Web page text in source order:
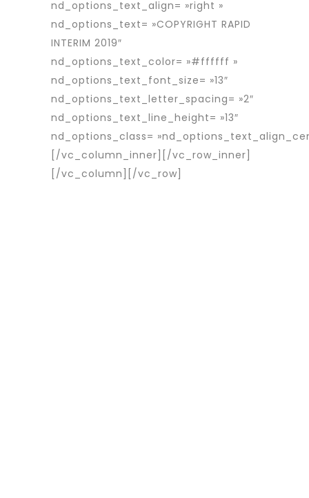
nd_options_text_align= »right »
nd_options_text= »COPYRIGHT RAPID
INTERIM 2019″
nd_options_text_color= »#ffffff »
nd_options_text_font_size= »13″
nd_options_text_letter_spacing= »2″
nd_options_text_line_height= »13″
nd_options_class=
[/vc_column_inner][/vc_row_inner]
[/vc_column][/vc_row]